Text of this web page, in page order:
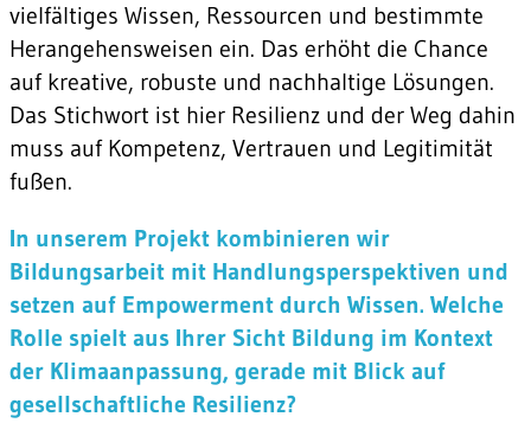
vielfältiges Wissen, Ressourcen und bestimmte
Herangehensweisen ein. Das erhöht die Chance
auf kreative, robuste und nachhaltige Lösungen.
Das Stichwort ist hier Resilienz und der Weg dahin
muss auf Kompetenz, Vertrauen und Legitimität
fußen.
In unserem Projekt kombinieren wir
Bildungsarbeit mit Handlungsperspektiven und
setzen auf Empowerment durch Wissen. Welche
Rolle spielt aus Ihrer Sicht Bildung im Kontext
der Klimaanpassung, gerade mit Blick auf
gesellschaftliche Resilienz?